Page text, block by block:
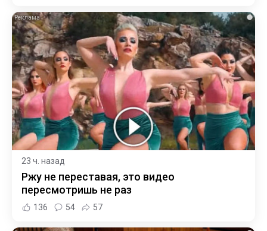
i
23 ч. назад
Ржу не переставая, это видео
пересмотришь не раз
136 54 57